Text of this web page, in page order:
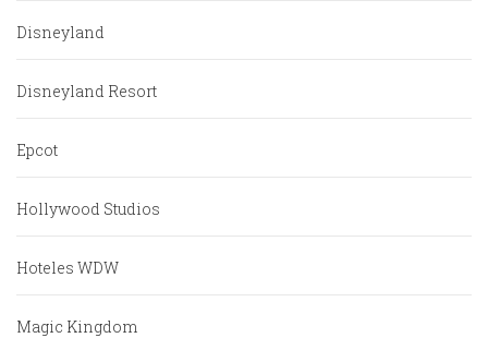
Disneyland
Disneyland Resort
Epcot
Hollywood Studios
Hoteles WDW
Magic Kingdom